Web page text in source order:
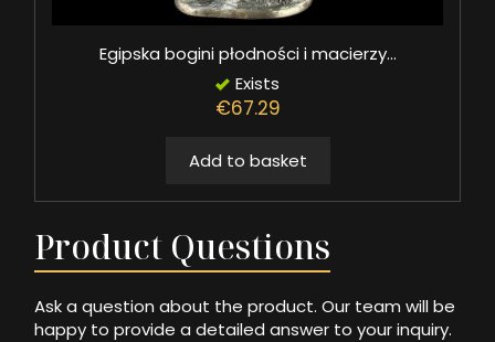
Egipska bogini płodności i macierzy...
Exists
€67.29
Add to basket
Product Questions
Ask a question about the product. Our team will be
happy to provide a detailed answer to your inquiry.